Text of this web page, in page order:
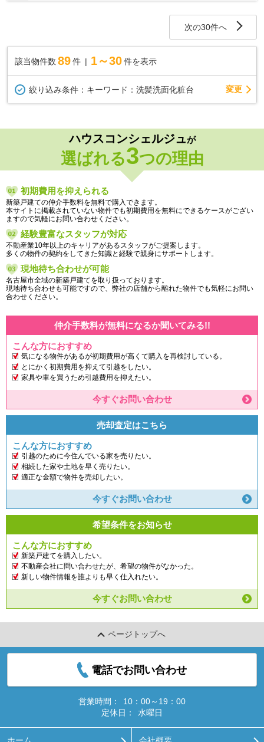
次の30件へ
該当物件数 89件 1～30 件を表示
絞り込み条件： キーワード：洗髪洗面化粧台 変更
ハウスコンシェルジュが
選ばれる3つの理由
初期費用を抑えられる
新築戸建ての仲介手数料を無料で購入できます。
本サイトに掲載されていない物件でも初期費用を無料にできるケースがござい
ますので気軽にお問い合わせください。
経験豊富なスタッフが対応
不動産業10年以上のキャリアがあるスタッフがご提案します。
多くの物件の契約をしてきた知識と経験で親身にサポートします。
現地待ち合わせが可能
名古屋市全域の新築戸建てを取り扱っております。
現地待ち合わせも可能ですので、弊社の店舗から離れた物件でも気軽にお問い
合わせください。
仲介手数料が無料になるか聞いてみる!!
こんな方におすすめ
気になる物件があるが初期費用が高くて購入を再検討している。
とにかく初期費用を抑えて引越をしたい。
家具や車を買うため引越費用を抑えたい。
今すぐお問い合わせ
売却査定はこちら
こんな方におすすめ
引越のために今住んでいる家を売りたい。
相続した家や土地を早く売りたい。
適正な金額で物件を売却したい。
今すぐお問い合わせ
希望条件をお知らせ
こんな方におすすめ
新築戸建てを購入したい。
不動産会社に問い合わせたが、希望の物件がなかった。
新しい物件情報を誰よりも早く仕入れたい。
今すぐお問い合わせ
ページトップへ
電話でお問い合わせ
営業時間：
10：00～19：00
定休日：
水曜日